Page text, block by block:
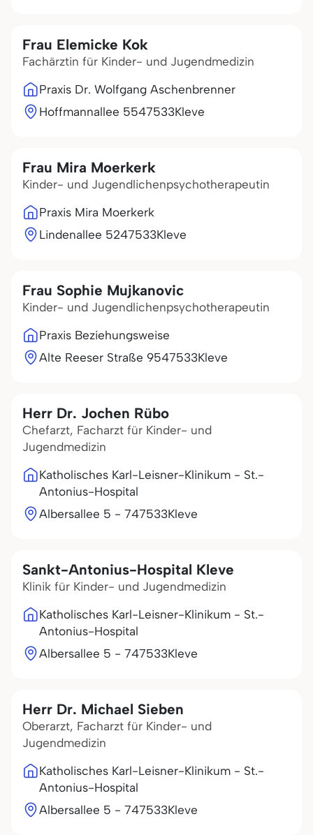
Frau Elemicke Kok
Fachärztin für Kinder- und Jugendmedizin
Praxis Dr. Wolfgang Aschenbrenner
Hoffmannallee 5547533Kleve
Frau Mira Moerkerk
Kinder- und Jugendlichenpsychotherapeutin
Praxis Mira Moerkerk
Lindenallee 5247533Kleve
Frau Sophie Mujkanovic
Kinder- und Jugendlichenpsychotherapeutin
Praxis Beziehungsweise
Alte Reeser Straße 9547533Kleve
Herr Dr. Jochen Rübo
Chefarzt, Facharzt für Kinder- und
Jugendmedizin
Katholisches Karl-Leisner-Klinikum - St.-
Antonius-Hospital
Albersallee 5 - 747533Kleve
Sankt-Antonius-Hospital Kleve
Klinik für Kinder- und Jugendmedizin
Katholisches Karl-Leisner-Klinikum - St.-
Antonius-Hospital
Albersallee 5 - 747533Kleve
Herr Dr. Michael Sieben
Oberarzt, Facharzt für Kinder- und
Jugendmedizin
Katholisches Karl-Leisner-Klinikum - St.-
Antonius-Hospital
Albersallee 5 - 747533Kleve